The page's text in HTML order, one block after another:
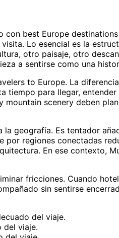
con best Europe
Lo esencial es la
otro paisaje, otro
a sentirse como una
to Europe. La
tiempo para llegar,
scenery deben
geografía. Es tentador
por regiones conectadas
En ese contexto,
fricciones. Cuando
sin sentirse
del viaje.
del viaje.